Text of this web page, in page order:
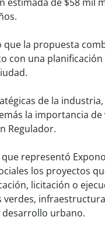
que la propuesta
con una
de la industria,
la importancia
Regulador.
representó
los proyectos
licitación o
verdes, infraestructura
desarrollo urbano.